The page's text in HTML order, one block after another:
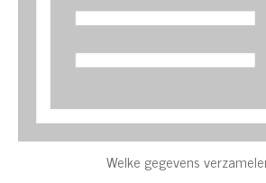
Welke gegevens